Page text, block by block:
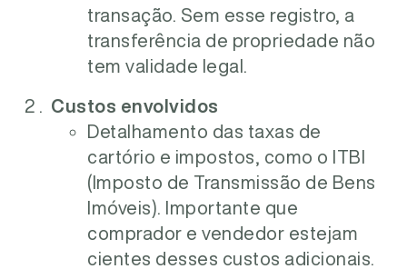
transação. Sem esse registro, a
transferência de propriedade não
tem validade legal.
Custos envolvidos
Detalhamento das taxas de
cartório e impostos, como o ITBI
(Imposto de Transmissão de Bens
Imóveis). Importante que
comprador e vendedor estejam
cientes desses custos adicionais.